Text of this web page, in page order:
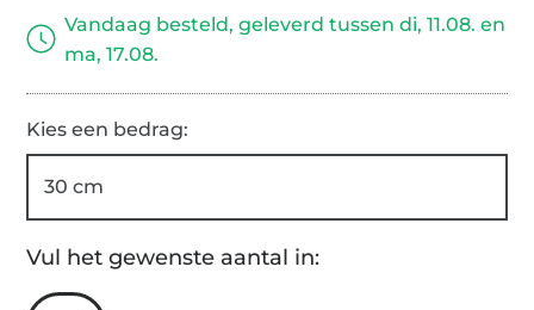
Vandaag besteld, geleverd tussen di, 11.08. en
ma, 17.08.
Kies een bedrag:
30 cm
Vul het gewenste aantal in: